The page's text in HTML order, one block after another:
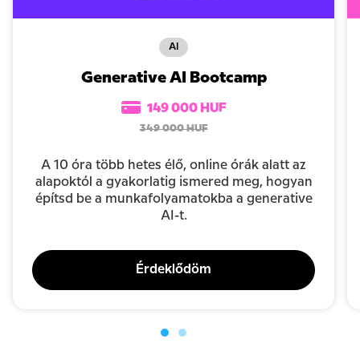
AI
Generative AI Bootcamp
149 000 HUF
349 000 HUF
A 10 óra több hetes élő, online órák alatt az
alapoktól a gyakorlatig ismered meg, hogyan
építsd be a munkafolyamatokba a generative
AI-t.
Érdeklődöm